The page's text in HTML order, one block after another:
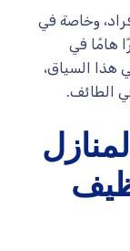
وخاصة في
هامًا في
هذا السياق،
الطائف.